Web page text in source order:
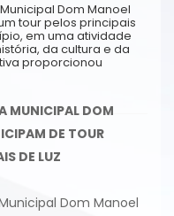
Dom Manoel
tour pelos principais
em uma atividade
da cultura e da
proporcionou
MUNICIPAL DOM
DE TOUR
DE LUZ
Dom Manoel